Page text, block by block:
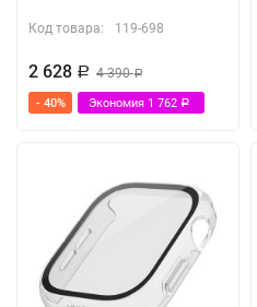
Код товара: 119-698
2 628 Р 4 390Р
- 40% Экономия 1 762 Р